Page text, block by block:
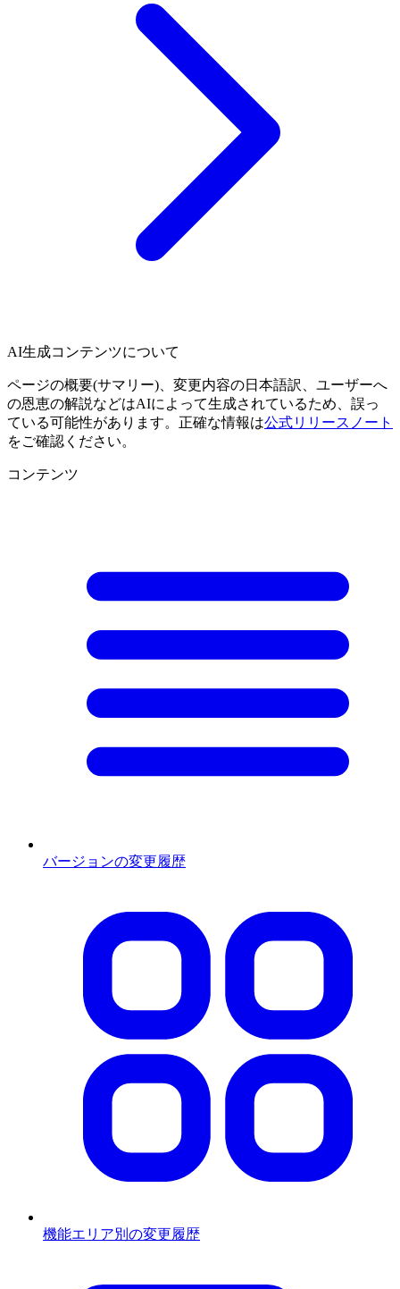
AI生成コンテンツについて
ページの概要(サマリー)、変更内容の日本語訳、ユーザーへ
の恩恵の解説などはAIによって生成されているため、誤っ
ている可能性があります。正確な情報は公式リリースノート
をご確認ください。
コンテンツ
バージョンの変更履歴
機能エリア別の変更履歴